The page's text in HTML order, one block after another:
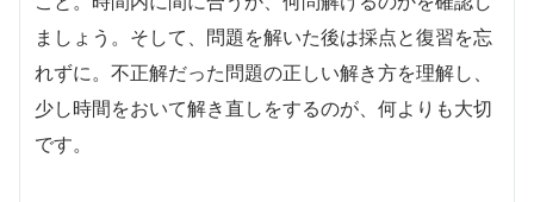
ましょう。 そして、問題を解いた後は採点と復習を忘
れずに。不正解だった問題の正しい解き方を理解し、
少し時間をおいて解き直しをするのが、何よりも大切
です。